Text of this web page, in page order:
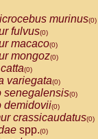
murinus(0)
fulvus(0)
macaco(0)
mongoz(0)
(0)
variegata(0)
senegalensis(0)
demidovii(0)
crassicaudatus(0)
spp.(0)